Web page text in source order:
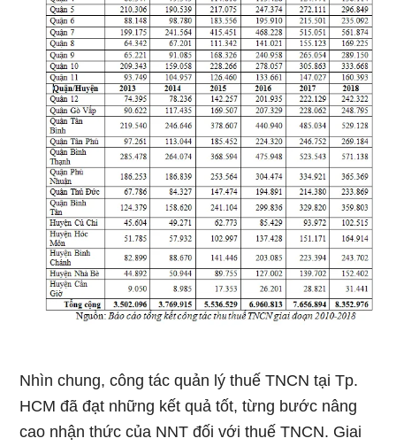
Nhìn chung, công tác quản lý thuế TNCN tại Tp.
HCM đã đạt những kết quả tốt, từng bước nâng
cao nhận thức của NNT đối với thuế TNCN. Giai